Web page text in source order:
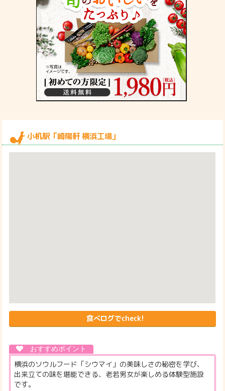
小机駅「崎陽軒 横浜工場」
食べログでcheck!
横浜のソウルフード「シウマイ」の美味しさの秘密を学び、
出来立ての味を堪能できる、老若男女が楽しめる体験型施設
です。